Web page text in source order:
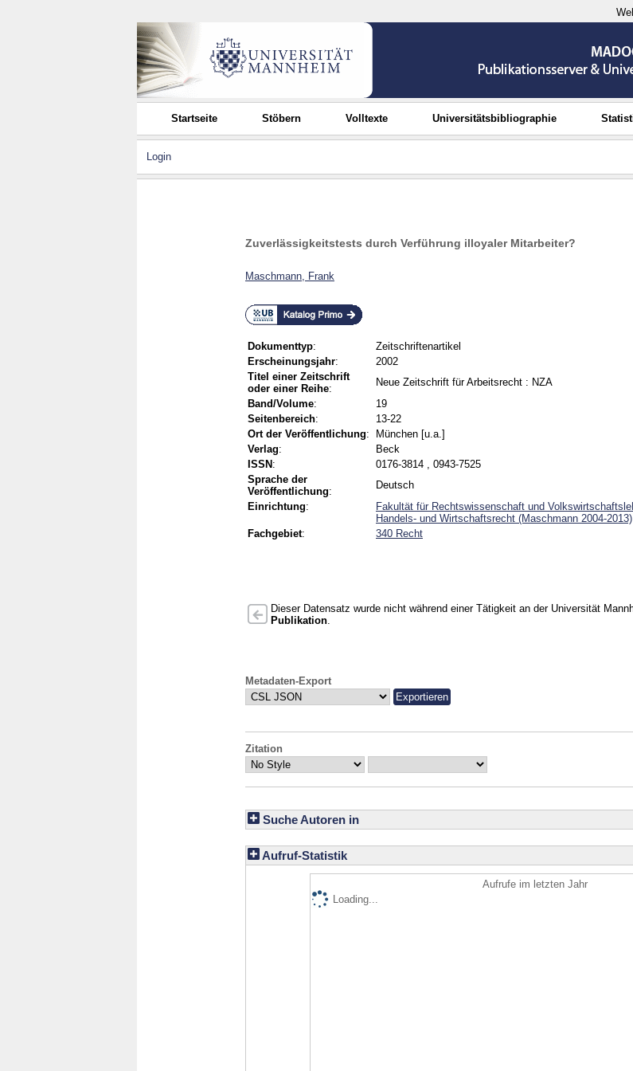
Startseite Stöbern Volltexte Universitätsbibliographie
Login
Zuverlässigkeitstests durch Verführung illoyaler Mitarbeiter?
Maschmann, Frank
Dokumenttyp:
Zeitschriftenartikel
Erscheinungsjahr:
2002
Titel einer Zeitschrift
oder einer Reihe:
Neue Zeitschrift für Arbeitsrecht : NZA
Band/Volume:
19
Seitenbereich:
13-22
Ort der Veröffentlichung:
München [u.a.]
Verlag:
Beck
ISSN :
0176-3814 , 0943-7525
Sprache der
Veröffentlichung:
Deutsch
Einrichtung:
Fakultät für Rechtswissenschaft und
Handels- und Wirtschaftsrecht (Maschmann 2004-2013)
Fachgebiet: 340 Recht
Dieser Datensatz wurde nicht während einer Tätigkeit an der Universität
Publikation
Metadaten-Export
Zitation
Suche Autoren in
Aufruf-Statistik
Aufrufe im letzten Jahr
Loading...